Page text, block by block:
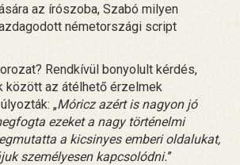
az írószoba, Szabó milyen
németországi script
Rendkívül bonyolult kérdés,
között az átélhető érzelmek
„Móricz azért is nagyon jó
ezeket a nagy történelmi
a kicsinyes emberi oldalukat,
személyesen kapcsolódni.”